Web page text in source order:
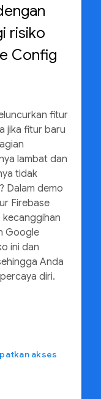
risiko
Config
fitur
jika fitur baru
lambat dan
tidak
Dalam demo
Firebase
Google
ini dan
Anda
diri.
akses